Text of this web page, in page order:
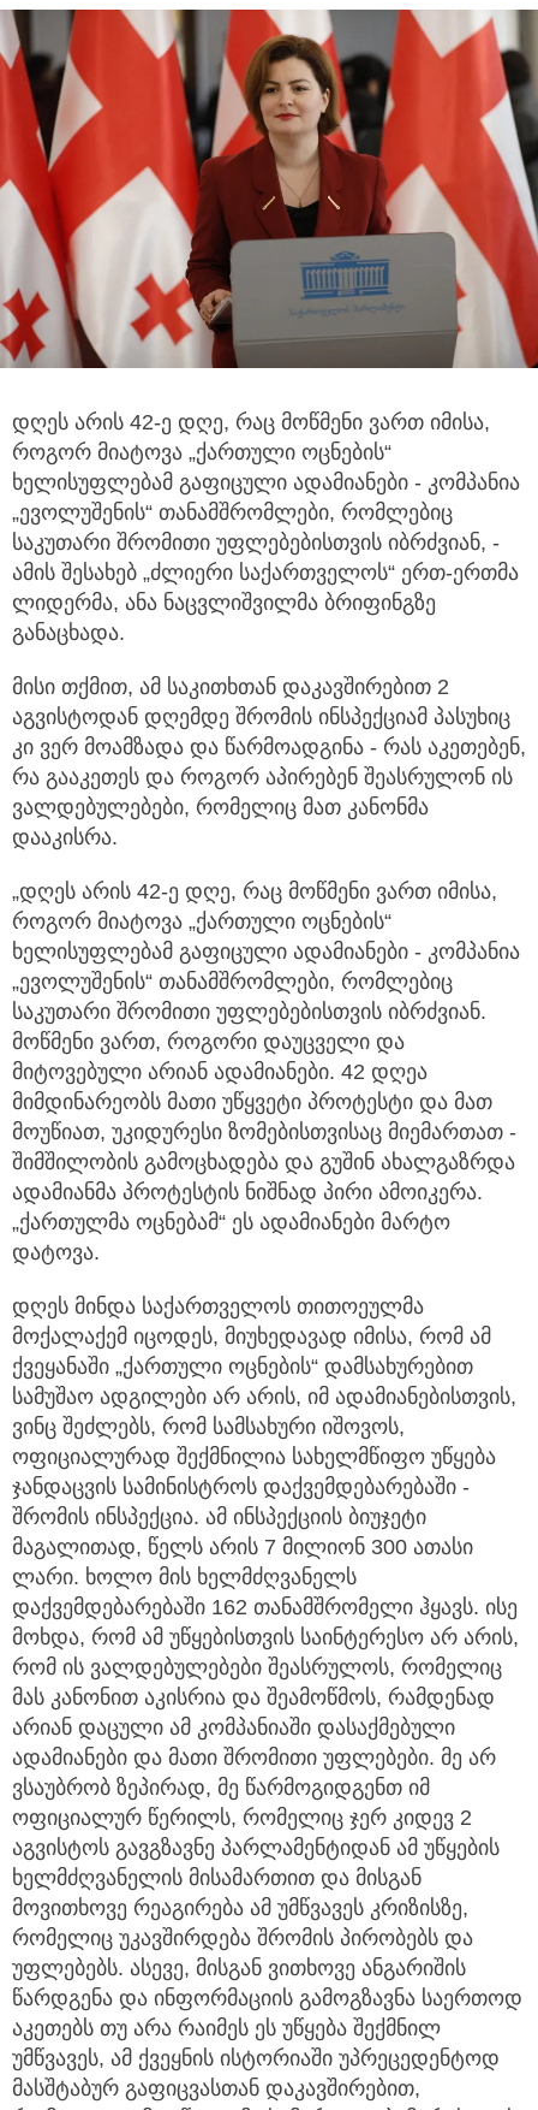
დღეს არის 42-ე დღე, რაც მოწმენი ვართ იმისა,
როგორ მიატოვა „ქართული ოცნების“
ხელისუფლებამ გაფიცული ადამიანები - კომპანია
„ევოლუშენის“ თანამშრომლები, რომლებიც
საკუთარი შრომითი უფლებებისთვის იბრძვიან, -
ამის შესახებ „ძლიერი საქართველოს“ ერთ-ერთმა
ლიდერმა, ანა ნაცვლიშვილმა ბრიფინგზე
განაცხადა.
მისი თქმით, ამ საკითხთან დაკავშირებით 2
აგვისტოდან დღემდე შრომის ინსპექციამ პასუხიც
კი ვერ მოამზადა და წარმოადგინა - რას აკეთებენ,
რა გააკეთეს და როგორ აპირებენ შეასრულონ ის
ვალდებულებები, რომელიც მათ კანონმა
დააკისრა.
„დღეს არის 42-ე დღე, რაც მოწმენი ვართ იმისა,
როგორ მიატოვა „ქართული ოცნების“
ხელისუფლებამ გაფიცული ადამიანები - კომპანია
„ევოლუშენის“ თანამშრომლები, რომლებიც
საკუთარი შრომითი უფლებებისთვის იბრძვიან.
მოწმენი ვართ, როგორი დაუცველი და
მიტოვებული არიან ადამიანები. 42 დღეა
მიმდინარეობს მათი უწყვეტი პროტესტი და მათ
მოუწიათ, უკიდურესი ზომებისთვისაც მიემართათ -
შიმშილობის გამოცხადება და გუშინ ახალგაზრდა
ადამიანმა პროტესტის ნიშნად პირი ამოიკერა.
„ქართულმა ოცნებამ“ ეს ადამიანები მარტო
დატოვა.
დღეს მინდა საქართველოს თითოეულმა
მოქალაქემ იცოდეს, მიუხედავად იმისა, რომ ამ
ქვეყანაში „ქართული ოცნების“ დამსახურებით
სამუშაო ადგილები არ არის, იმ ადამიანებისთვის,
ვინც შეძლებს, რომ სამსახური იშოვოს,
ოფიციალურად შექმნილია სახელმწიფო უწყება
ჯანდაცვის სამინისტროს დაქვემდებარებაში -
შრომის ინსპექცია. ამ ინსპექციის ბიუჯეტი
მაგალითად, წელს არის 7 მილიონ 300 ათასი
ლარი. ხოლო მის ხელმძღვანელს
დაქვემდებარებაში 162 თანამშრომელი ჰყავს. ისე
მოხდა, რომ ამ უწყებისთვის საინტერესო არ არის,
რომ ის ვალდებულებები შეასრულოს, რომელიც
მას კანონით აკისრია და შეამოწმოს, რამდენად
არიან დაცული ამ კომპანიაში დასაქმებული
ადამიანები და მათი შრომითი უფლებები. მე არ
ვსაუბრობ ზეპირად, მე წარმოგიდგენთ იმ
ოფიციალურ წერილს, რომელიც ჯერ კიდევ 2
აგვისტოს გავგზავნე პარლამენტიდან ამ უწყების
ხელმძღვანელის მისამართით და მისგან
მოვითხოვე რეაგირება ამ უმწვავეს კრიზისზე,
რომელიც უკავშირდება შრომის პირობებს და
უფლებებს. ასევე, მისგან ვითხოვე ანგარიშის
წარდგენა და ინფორმაციის გამოგზავნა საერთოდ
აკეთებს თუ არა რაიმეს ეს უწყება შექმნილ
უმწვავეს, ამ ქვეყნის ისტორიაში უპრეცედენტოდ
მასშტაბურ გაფიცვასთან დაკავშირებით,